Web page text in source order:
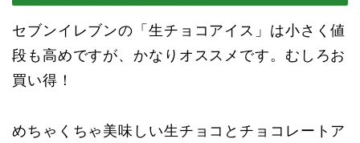
セブンイレブンの「生チョコアイス」は小さく値
段も高めですが、かなりオススメです。むしろお
買い得！
めちゃくちゃ美味しい生チョコとチョコレートア